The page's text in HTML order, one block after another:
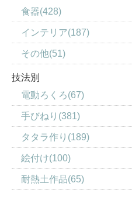
食器(428)
インテリア(187)
その他(51)
技法別
電動ろくろ(67)
手びねり(381)
タタラ作り(189)
絵付け(100)
耐熱土作品(65)